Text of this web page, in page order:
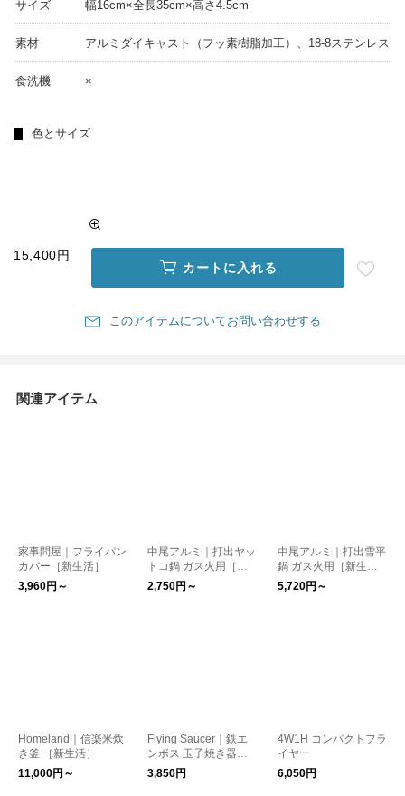
サイズ 幅16cm×全長35cm×高さ4.5cm
素材 アルミダイキャスト（フッ素樹脂加工）、18-8ステンレス
食洗機 ×
色とサイズ
15,400円
カートに入れる
このアイテムについてお問い合わせする
関連アイテム
家事問屋｜フライパン
カバー［新生活］
3,960円～
中尾アルミ｜打出ヤッ
トコ鍋 ガス火用［新
生活］
2,750円～
中尾アルミ｜打出雪平
鍋 ガス火用［新生
活］
5,720円～
Homeland｜信楽米炊
き釜 ［新生活］
11,000円～
Flying Saucer｜鉄エ
ンボス 玉子焼き器
［新生活］
3,850円
4W1H コンパクトフラ
イヤー
6,050円